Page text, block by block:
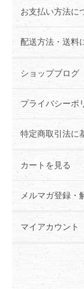
お支払い方法に
配送方法・送料
ショップブログ
プライバシーポ
特定商取引法に
カートを見る
メルマガ登録・
マイアカウント